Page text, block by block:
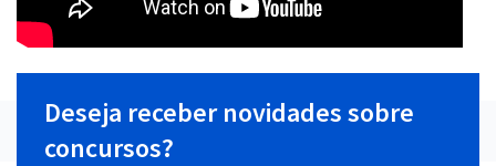
Deseja receber novidades sobre
concursos?